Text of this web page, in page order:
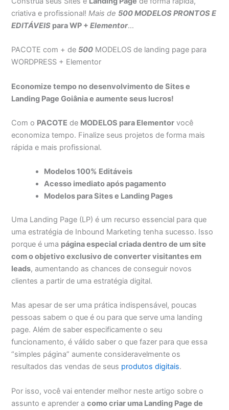
criativa e profissional!Mais de500 MODELOS PRONTOS E
EDITÁVEIS para WP +Elementor…
PACOTE com + de500 MODELOS de landing page para
WORDPRESS + Elementor
Economize tempo no desenvolvimento de Sites e
Landing Page Goiânia e aumente seus lucros!
Com o PACOTE de MODELOS para Elementor você
economiza tempo. Finalize seus projetos de forma mais
rápida e mais profissional.
Modelos 100% Editáveis
Acesso imediato após pagamento
Modelos para Sites e Landing Pages
Uma Landing Page (LP) é um recurso essencial para que
uma estratégia de Inbound Marketing tenha sucesso. Isso
porque é uma página especial criada dentro de um site
com o objetivo exclusivo de converter visitantes em
leads, aumentando as chances de conseguir novos
clientes a partir de uma estratégia digital.
Mas apesar de ser uma prática indispensável, poucas
pessoas sabem o que é ou para que serve uma landing
page. Além de saber especificamente o seu
funcionamento, é válido saber o que fazer para que essa
“simples página” aumente consideravelmente os
resultados das vendas de seus produtos digitais.
Por isso, você vai entender melhor neste artigo sobre o
assunto e aprender acomo criar uma Landing Page de